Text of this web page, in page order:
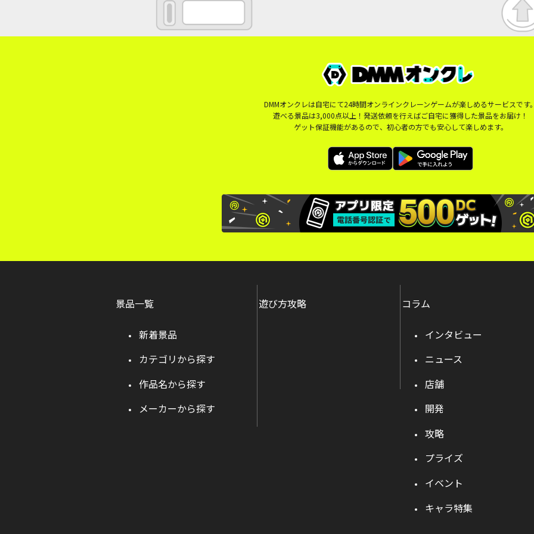
DMMオンクレは自宅にて24時間オンラインクレーンゲームが楽しめるサービスです
遊べる景品は3,000点以上！発送依頼を行えばご自宅に獲得した景品をお届け！
ゲット保証機能があるので、初心者の方でも安心して楽しめます。
景品一覧
新着景品
カテゴリから探す
作品名から探す
メーカーから探す
遊び方攻略 コラム
インタビュー
ニュース
店舗
開発
攻略
プライズ
イベント
キャラ特集